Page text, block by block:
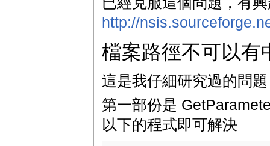
http://
檔案路徑不可以有
這是我仔細研究過的問
第一部份是
以下的程式即可解決